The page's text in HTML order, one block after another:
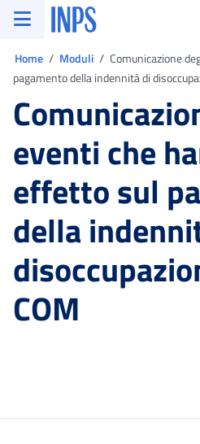
Vai al menu principale
Vai al contenuto principale
Vai al pie' di pagina
INPS ()
Home Moduli
Comunicazione
pagamento della indennità di
eventi che
effetto sul
della
COM